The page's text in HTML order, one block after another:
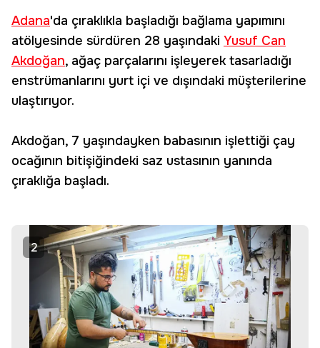
Adana'da çıraklıkla başladığı bağlama yapımını
atölyesinde sürdüren 28 yaşındaki Yusuf Can
Akdoğan, ağaç parçalarını işleyerek tasarladığı
enstrümanlarını yurt içi ve dışındaki müşterilerine
ulaştırıyor.
Akdoğan, 7 yaşındayken babasının işlettiği çay
ocağının bitişiğindeki saz ustasının yanında
çıraklığa başladı.
2